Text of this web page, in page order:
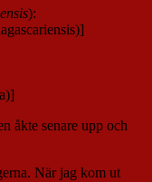
):
åkte senare upp och
När jag kom ut